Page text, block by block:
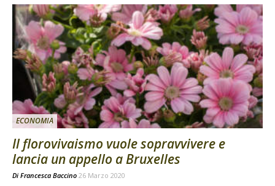
ECONOMIA
Il florovivaismo vuole sopravvivere e
lancia un appello a Bruxelles
Di Francesca Baccino 26 Marzo 2020